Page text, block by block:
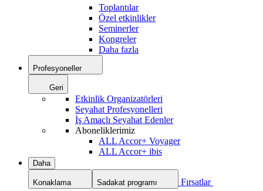
Toplantılar
Özel etkinlikler
Seminerler
Kongreler
Daha fazla
Profesyoneller
Geri
Etkinlik Organizatörleri
Seyahat Profesyonelleri
İş Amaçlı Seyahat Edenler
Aboneliklerimiz
ALL Accor+ Voyager
ALL Accor+ ibis
Daha
Konaklama Sadakat programı
Fırsatlar